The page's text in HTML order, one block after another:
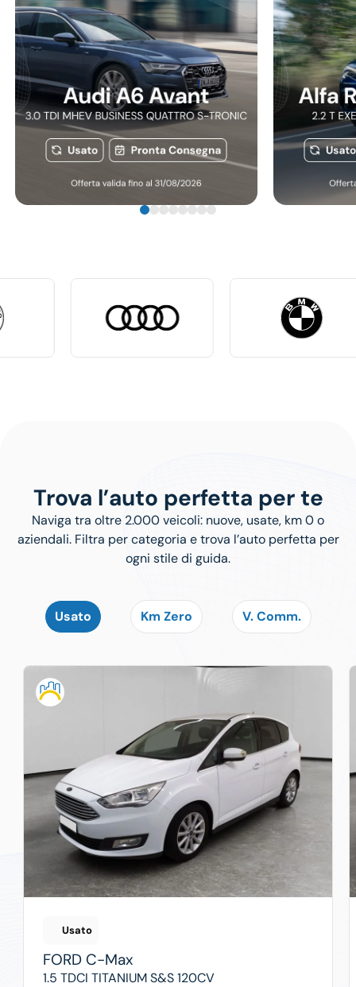
Trova l’auto perfetta per te
Naviga tra oltre 2.000 veicoli: nuove, usate, km 0 o
aziendali. Filtra per categoria e trova l’auto perfetta per
ogni stile di guida.
Usato Km Zero V. Comm.
Usato
FORD C-Max
1.5 TDCI TITANIUM S&S 120CV